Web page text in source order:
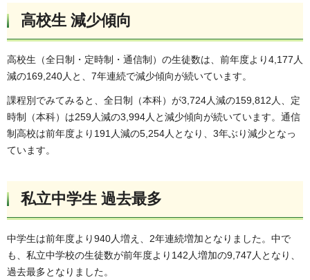
高校生 減少傾向
高校生（全日制・定時制・通信制）の生徒数は、前年度より4,177人
減の169,240人と、7年連続で減少傾向が続いています。
課程別でみてみると、全日制（本科）が3,724人減の159,812人、定
時制（本科）は259人減の3,994人と減少傾向が続いています。通信
制高校は前年度より191人減の5,254人となり、3年ぶり減少となっ
ています。
私立中学生 過去最多
中学生は前年度より940人増え、2年連続増加となりました。中で
も、私立中学校の生徒数が前年度より142人増加の9,747人となり、
過去最多となりました。